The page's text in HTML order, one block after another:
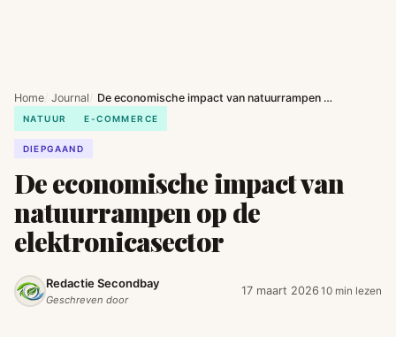
Home Journal De economische impact van natuurrampen op de elektronicasector
NATUUR E-COMMERCE
DIEPGAAND
De economische impact van
natuurrampen op de
elektronicasector
Redactie Secondbay
Geschreven door
17 maart 2026 10 min lezen